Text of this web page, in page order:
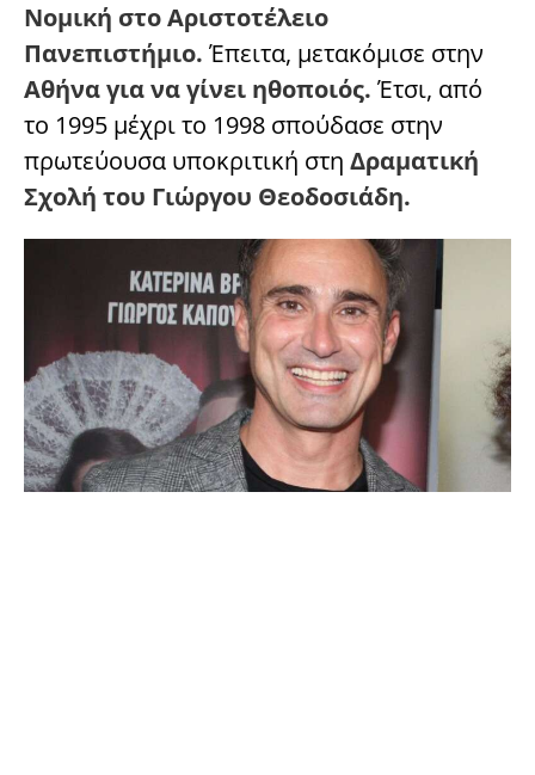
Νομική στο Αριστοτέλειο
Πανεπιστήμιο. Έπειτα, μετακόμισε στην
Αθήνα για να γίνει ηθοποιός. Έτσι, από
το 1995 μέχρι το 1998 σπούδασε στην
πρωτεύουσα υποκριτική στη Δραματική
Σχολή του Γιώργου Θεοδοσιάδη.